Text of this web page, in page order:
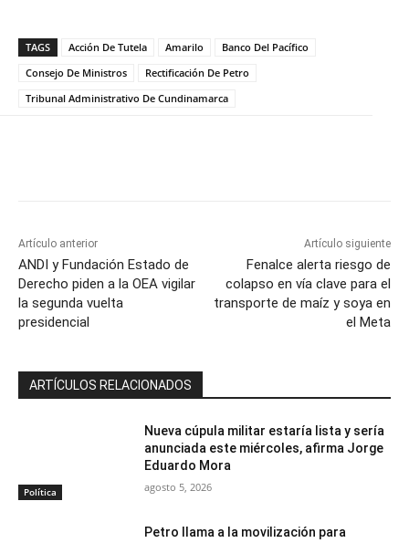
TAGS Acción De Tutela Amarilo
Banco Del Pacífico
Consejo De Ministros
Rectificación De Petro
Tribunal Administrativo De Cundinamarca
Artículo anterior
ANDI y Fundación Estado de
Derecho piden a la OEA vigilar
la segunda vuelta
presidencial
Artículo siguiente
Fenalce alerta riesgo de
colapso en vía clave para el
transporte de maíz y soya en
el Meta
ARTÍCULOS RELACIONADOS
Política
Nueva cúpula militar estaría lista y sería
anunciada este miércoles, afirma Jorge
Eduardo Mora
agosto 5, 2026
Petro llama a la movilización para